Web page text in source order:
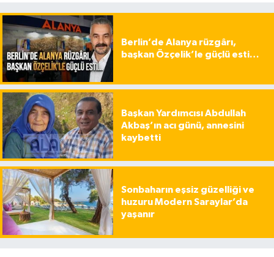
Berlin’de Alanya rüzgârı,
başkan Özçelik’le güçlü esti…
Başkan Yardımcısı Abdullah
Akbaş’ın acı günü, annesini
kaybetti
Sonbaharın eşsiz güzelliği ve
huzuru Modern Saraylar’da
yaşanır